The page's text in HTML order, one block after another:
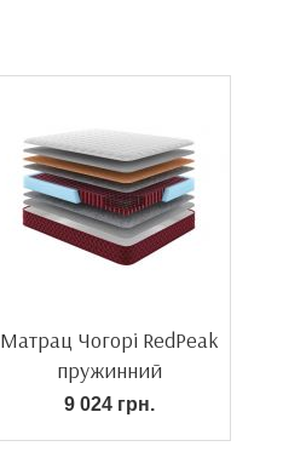
Матрац Чогорі RedPeak
пружинний
9 024 грн.